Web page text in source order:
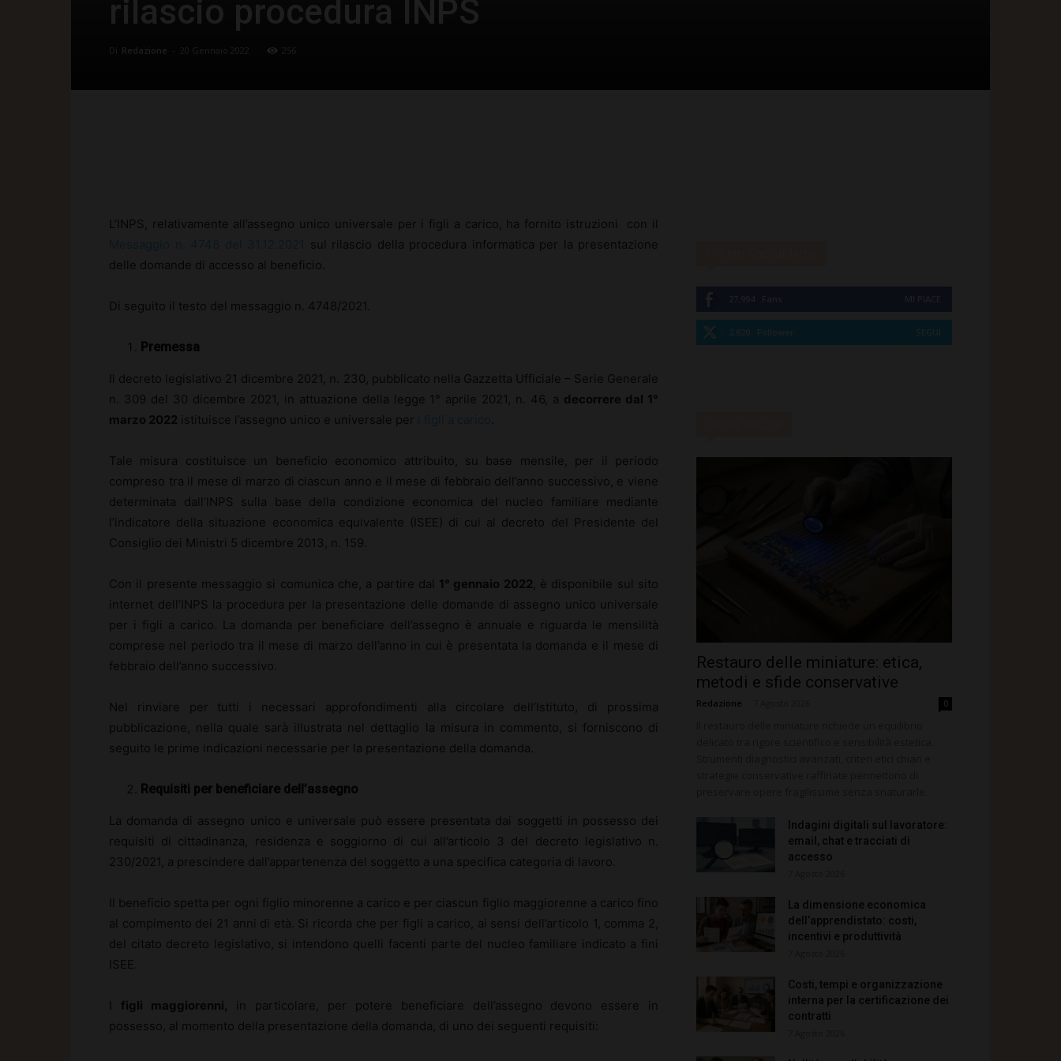
del
rilascio procedura INPS
Di Redazione 20 Gennaio 2022 256
L’INPS, relativamente all’assegno unico universale per i figli a carico, ha fornito istruzioni con il
sul rilascio della procedura informatica per la presentazione
delle domande di accesso al beneficio.
Di seguito il testo del messaggio n. 4748/2021.
Premessa
Il decreto legislativo 21 dicembre 2021, n. 230, pubblicato nella Gazzetta Ufficiale – Serie Generale
n. 309 del 30 dicembre 2021, in attuazione della legge 1° aprile 2021, n. 46, a decorrere dal 1°
marzo 2022 istituisce l’assegno unico e universale per
Tale misura costituisce un beneficio economico attribuito, su base mensile, per il periodo
compreso tra il mese di marzo di ciascun anno e il mese di febbraio dell’anno successivo, e viene
determinata dall’INPS sulla base della condizione economica del nucleo familiare mediante
l’indicatore della situazione economica equivalente (ISEE) di cui al decreto del Presidente del
Consiglio dei Ministri 5 dicembre 2013, n. 159.
Con il presente messaggio si comunica che, a partire dal 1° gennaio 2022 , è disponibile sul sito
internet dell’INPS la procedura per la presentazione delle domande di assegno unico universale
per i figli a carico. La domanda per beneficiare dell’assegno è annuale e riguarda le mensilità
comprese nel periodo tra il mese di marzo dell’anno in cui è presentata la domanda e il mese di
febbraio dell’anno successivo.
Nel rinviare per tutti i necessari approfondimenti alla circolare dell’Istituto, di prossima
pubblicazione, nella quale sarà illustrata nel dettaglio la misura in commento, si forniscono di
seguito le prime indicazioni necessarie per la presentazione della domanda.
Requisiti per beneficiare dell’assegno
La domanda di assegno unico e universale può essere presentata dai soggetti in possesso dei
requisiti di cittadinanza, residenza e soggiorno di cui all’articolo 3 del decreto legislativo n.
230/2021, a prescindere dall’appartenenza del soggetto a una specifica categoria di lavoro.
Il beneficio spetta per ogni figlio minorenne a carico e per ciascun figlio maggiorenne a carico fino
al compimento dei 21 anni di età. Si ricorda che per figli a carico, ai sensi dell’articolo 1, comma 2,
del citato decreto legislativo, si intendono quelli facenti parte del nucleo familiare indicato a fini
ISEE.
figli maggiorenni, in particolare, per potere beneficiare dell’assegno devono essere in
possesso, al momento della presentazione della domanda, di uno dei seguenti requisiti:
2,820 Follower SEGUI
Restauro delle miniature: etica,
metodi e sfide conservative
Redazione 0
Indagini digitali sul lavoratore:
email, chat e tracciati di
accesso
La dimensione economica
dell’apprendistato: costi,
incentivi e produttività
Costi, tempi e organizzazione
interna per la certificazione dei
contratti